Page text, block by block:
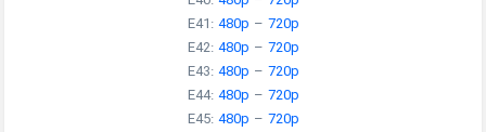
E41:480p – 720p
E42:480p – 720p
E43:480p – 720p
E44:480p – 720p
E45:480p – 720p